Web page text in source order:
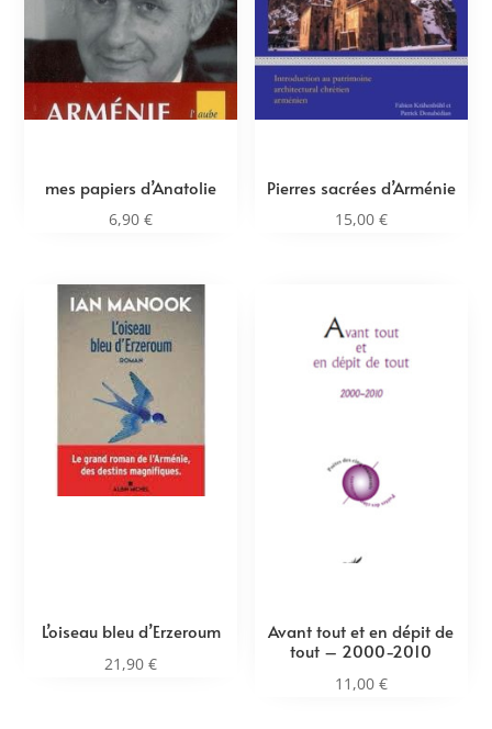
mes papiers d’Anatolie
6,90€
Pierres sacrées d’Arménie
15,00 €
L’oiseau bleu d’Erzeroum
21,90€
Avant tout et en dépit de
tout – 2000-2010
11,00 €